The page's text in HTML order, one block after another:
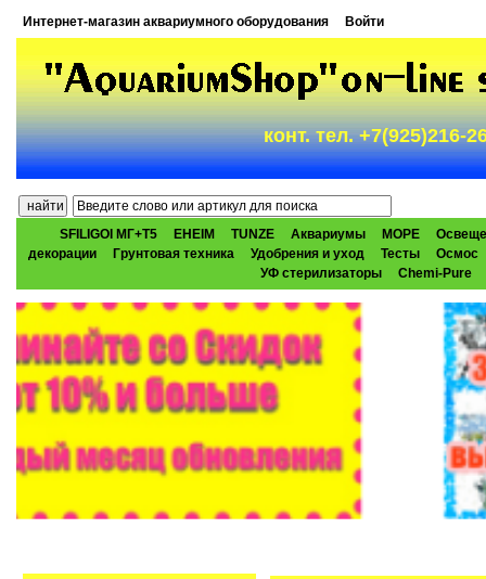
Интернет-магазин аквариумного оборудования Войти
конт. тел. +7(925)216-
SFILIGOI МГ+Т5 EHEIM TUNZE Аквариумы МОРЕ
декорации
Грунтовая техника Удобрения и уход Тесты
Осмос
УФ стерилизаторы
Chemi-Pure